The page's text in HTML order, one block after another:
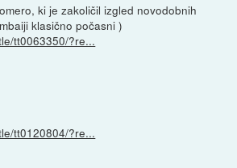
ki je zakoličil izgled novodobnih
klasično počasni )
tt0063350/?re...
tt0120804/?re...